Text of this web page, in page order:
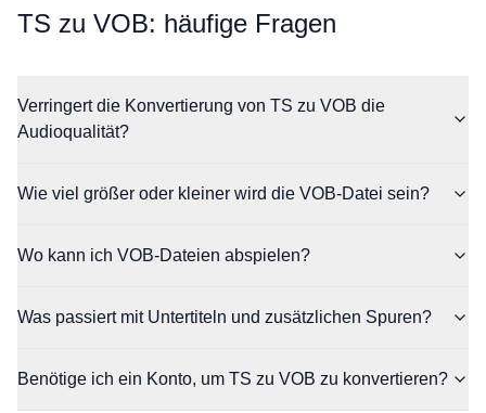
⁦TS⁩ zu ⁦VOB⁩: häufige Fragen
Verringert die Konvertierung von TS zu VOB die
Audioqualität?
Wie viel größer oder kleiner wird die VOB-Datei sein?
Wo kann ich VOB-Dateien abspielen?
Was passiert mit Untertiteln und zusätzlichen Spuren?
Benötige ich ein Konto, um TS zu VOB zu konvertieren?